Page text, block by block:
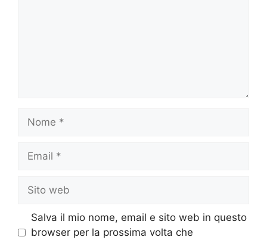
web
Salva il mio nome, email e sito web in questo
browser per la prossima volta che